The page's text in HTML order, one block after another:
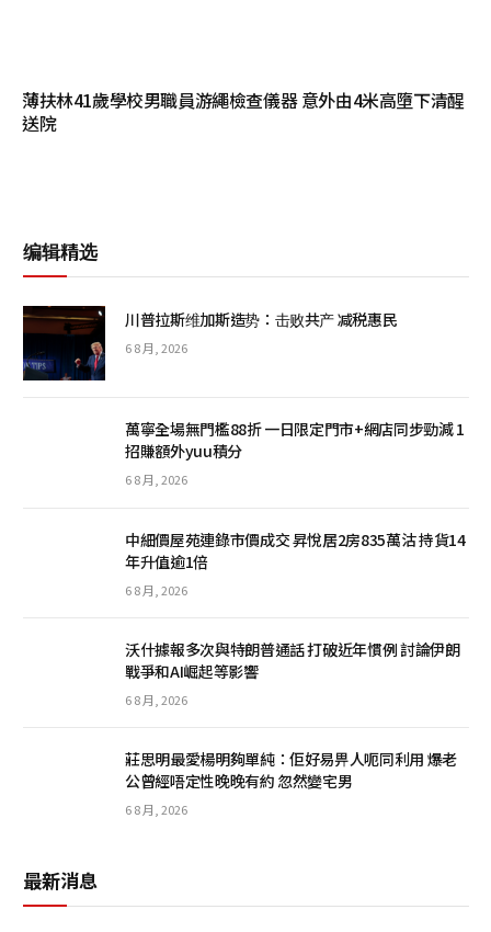
薄扶林41歲學校男職員游繩檢查儀器 意外由4米高墮下清醒
送院
编辑精选
川普拉斯维加斯造势：击败共产 减税惠民
6 8 月, 2026
萬寧全場無門檻88折 一日限定門市+網店同步勁減 1
招賺額外yuu積分
6 8 月, 2026
中細價屋苑連錄市價成交 昇悅居2房835萬沽 持貨14
年升值逾1倍
6 8 月, 2026
沃什據報多次與特朗普通話 打破近年慣例 討論伊朗
戰爭和AI崛起等影響
6 8 月, 2026
莊思明最愛楊明夠單純：佢好易畀人呃同利用 爆老
公曾經唔定性晚晚有約 忽然變宅男
6 8 月, 2026
最新消息